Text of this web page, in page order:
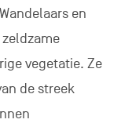
en
vegetatie. Ze
de streek